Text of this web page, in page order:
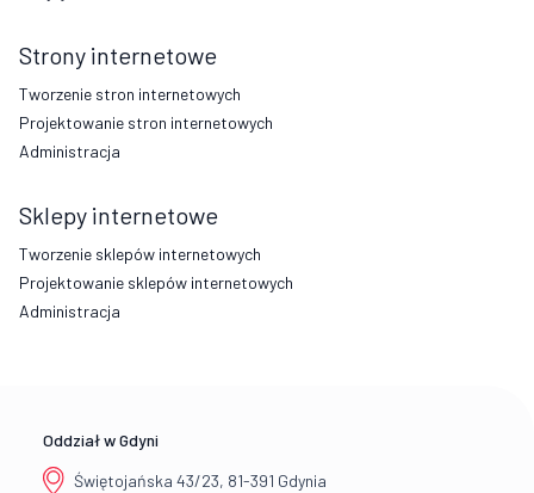
Strony internetowe
Tworzenie stron internetowych
Projektowanie stron internetowych
Administracja
Sklepy internetowe
Tworzenie sklepów internetowych
Projektowanie sklepów internetowych
Administracja
Oddział w Gdyni
Świętojańska 43/23, 81-391 Gdynia